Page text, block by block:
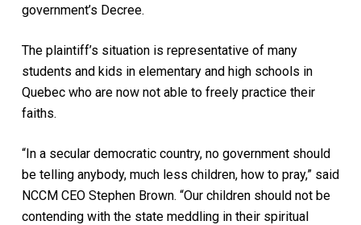
government’s Decree.
The plaintiff’s situation is representative of many
students and kids in elementary and high schools in
Quebec who are now not able to freely practice their
faiths.
“In a secular democratic country, no government should
be telling anybody, much less children, how to pray,” said
NCCM CEO Stephen Brown. “Our children should not be
contending with the state meddling in their spiritual